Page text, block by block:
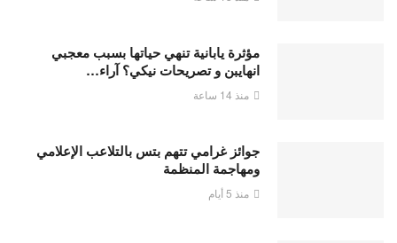
مؤثرة يابانية تنهي حياتها بسبب معجبي
انهايبن و تصريحات نيكي؟ آراء…
منذ 14 ساعة
جوائز غرامي تتهم بتس بالتلاعب الإعلامي
ومهاجمة المنظمة
منذ 5 أيام